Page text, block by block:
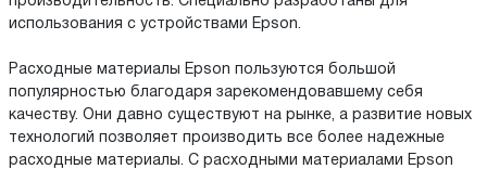
использования с устройствами Epson.
Расходные материалы Epson пользуются большой
популярностью благодаря зарекомендовавшему себя
качеству. Они давно существуют на рынке, а развитие новых
технологий позволяет производить все более надежные
расходные материалы. С расходными материалами Epson